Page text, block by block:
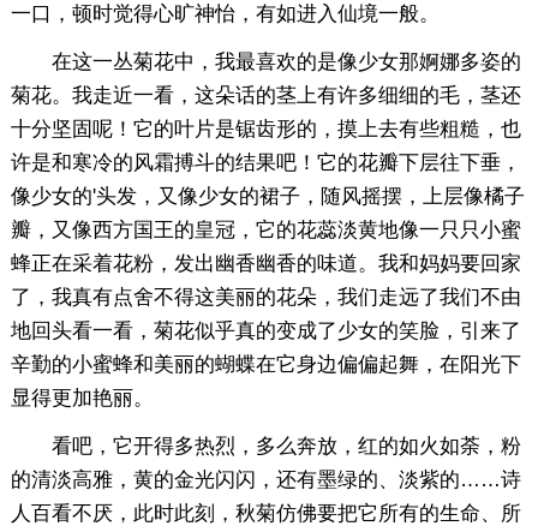
一口，顿时觉得心旷神怡，有如进入仙境一般。
在这一丛菊花中，我最喜欢的是像少女那婀娜多姿的
菊花。我走近一看，这朵话的茎上有许多细细的毛，茎还
十分坚固呢！它的叶片是锯齿形的，摸上去有些粗糙，也
许是和寒冷的风霜搏斗的结果吧！它的花瓣下层往下垂，
像少女的'头发，又像少女的裙子，随风摇摆，上层像橘子
瓣，又像西方国王的皇冠，它的花蕊淡黄地像一只只小蜜
蜂正在采着花粉，发出幽香幽香的味道。我和妈妈要回家
了，我真有点舍不得这美丽的花朵，我们走远了我们不由
地回头看一看，菊花似乎真的变成了少女的笑脸，引来了
辛勤的小蜜蜂和美丽的蝴蝶在它身边偏偏起舞，在阳光下
显得更加艳丽。
看吧，它开得多热烈，多么奔放，红的如火如荼，粉
的清淡高雅，黄的金光闪闪，还有墨绿的、淡紫的……诗
人百看不厌，此时此刻，秋菊仿佛要把它所有的生命、所